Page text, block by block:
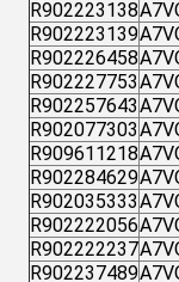
R902223138
R902223139
R902226458
R902227753
R902257643
R902077303
R909611218
R902284629
R902035333
R902222056
R902222237
R902237489